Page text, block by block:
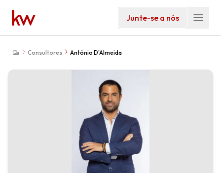
Junte-se a nós
Consultores António D'Almeida